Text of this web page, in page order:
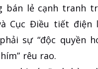
bán lẻ cạnh tranh
Cục Điều tiết
sự “độc quyền
rêu rao.